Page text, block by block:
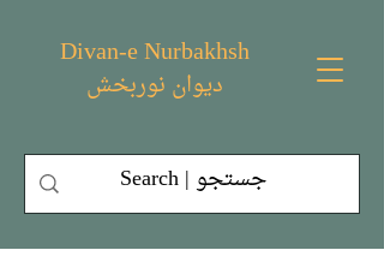
Divan-e Nurbakhsh
دیوان نوربخش